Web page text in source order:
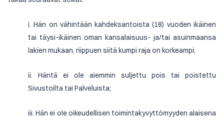
i. Hän on vähintään kahdeksantoista (18) vuoden ikäinen
tai täysi-ikäinen oman kansalaisuus- ja/tai asuinmaansa
lakien mukaan, riippuen siitä kumpi raja on korkeampi;
ii. Häntä ei ole aiemmin suljettu pois tai poistettu
Sivustoilta tai Palveluista;
iii. Hän ei ole oikeudellisen toimintakyvyttömyyden alaisena